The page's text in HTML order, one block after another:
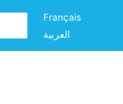
Français
العربية